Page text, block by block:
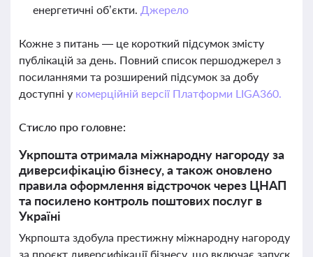
енергетичні об’єкти. Джерело
Кожне з питань — це короткий підсумок змісту
публікацій за день. Повний список першоджерел з
посиланнями та розширений підсумок за добу
доступні у комерційній версії Платформи LIGA360.
Стисло про головне:
Укрпошта отримала міжнародну нагороду за
диверсифікацію бізнесу, а також оновлено
правила оформлення відстрочок через ЦНАП
та посилено контроль поштових послуг в
Україні
Укрпошта здобула престижну міжнародну нагороду
за проєкт диверсифікації бізнесу, що включає запуск